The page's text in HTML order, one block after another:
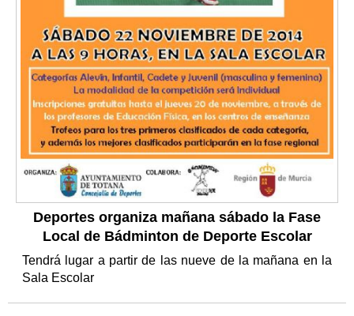
Deportes organiza mañana sábado la Fase
Local de Bádminton de Deporte Escolar
Tendrá lugar a partir de las nueve de la mañana en la
Sala Escolar